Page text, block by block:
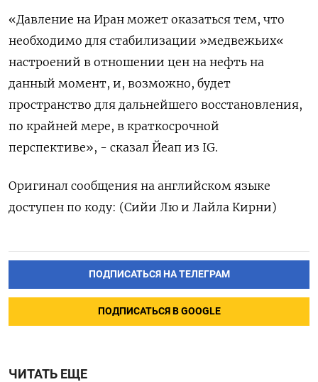
«Давление на Иран может оказаться тем, что
необходимо для стабилизации »медвежьих«
настроений в отношении цен на нефть на
данный момент, и, возможно, будет
пространство для дальнейшего восстановления,
по крайней мере, в краткосрочной
перспективе», - сказал Йеап из IG.
Оригинал сообщения на английском языке
доступен по коду: (Сийи Лю и Лайла Кирни)
ПОДПИСАТЬСЯ НА ТЕЛЕГРАМ
ПОДПИСАТЬСЯ В GOOGLE
ЧИТАТЬ ЕЩЕ